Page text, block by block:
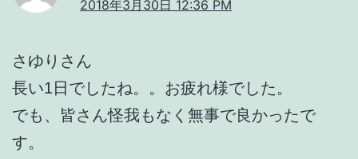
2018年3月30日 12:36 PM
さゆりさん
長い1日でしたね。。お疲れ様でした。
でも、皆さん怪我もなく無事で良かったで
す。